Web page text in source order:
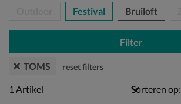
Festival Bruiloft
Filter
TOMS reset filters
1 artikel
1 Artikel Sorteren op: